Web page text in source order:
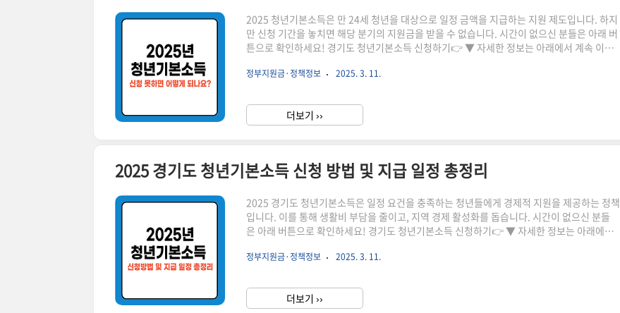
2025 청년기본소득은 만 24세 청년을 대상으로 일정 금액을 지급하는 지원 제도입니다. 하지
만 신청 기간을 놓치면 해당 분기의 지원금을 받을 수 없습니다. 시간이 없으신 분들은 아래 버
튼으로 확인하세요! 경기도 청년기본소득 신청하기👉 ▼ 자세한 정보는 아래에서 계속 이어
야 합니다.신청 기간: 연 4회 분기별 접수 (1, 4, 7, 10월)지원 금액: 연 100만 원 (분기별 25만
능 여부 확인하기 - 청년기본소득은 연 4회 분기별로 신청 가능합니다. - 만 24세를 넘기지 않
았다면 다음 분기 신청이 가능합니다.예외 ..
정부지원금·정책정보 2025. 3. 11.
더보기 ››
2025 경기도 청년기본소득 신청 방법 및 지급 일정 총정리
2025 경기도 청년기본소득은 일정 요건을 충족하는 청년들에게 경제적 지원을 제공하는 정책
입니다. 이를 통해 생활비 부담을 줄이고, 지역 경제 활성화를 돕습니다. 시간이 없으신 분들
은 아래 버튼으로 확인하세요! 경기도 청년기본소득 신청하기👉 ▼ 자세한 정보는 아래에서
액: 연 100만 원 (분기별 25만 원 지급)사용처: 경기지역화폐 형태로 지급, 경기도 내 가맹점에
다.신청 기간 확인: 분기별 신청이 진행되며, 2025년 1분기 신청 일정은 3월 초 예정온라인 신
청: 경기도 청년기본소득 신청 홈페이지에서 접수서류 제출..
정부지원금·정책정보 2025. 3. 11.
더보기 ››